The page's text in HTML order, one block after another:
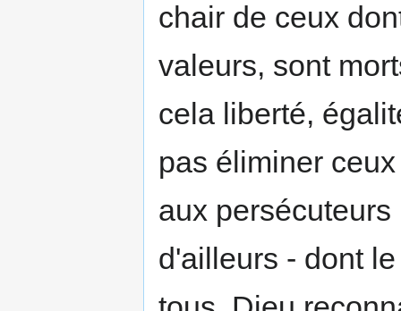
chair de ceux
valeurs, sont
cela liberté,
pas éliminer
aux
d'ailleurs - dont